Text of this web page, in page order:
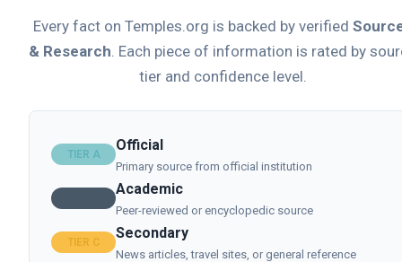
Every fact on Temples.org is backed by verified
& Research . Each piece of information is rated by
tier and confidence level.
TIER A
Official
Primary source from official institution
Academic
Peer-reviewed or encyclopedic source
TIER C
Secondary
News articles, travel sites, or general reference